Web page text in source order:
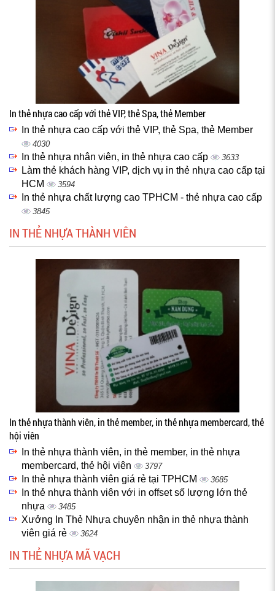
In thẻ nhựa cao cấp với thẻ VIP, thẻ Spa, thẻ Member
In thẻ nhựa cao cấp với thẻ VIP, thẻ Spa, thẻ Member
4030
In thẻ nhựa nhân viên, in thẻ nhựa cao cấp 3633
Làm thẻ khách hàng VIP, dịch vụ in thẻ nhựa cao cấp tại
HCM
3594
In thẻ nhựa chất lượng cao TPHCM - thẻ nhựa cao cấp
3845
IN THẺ NHỰA THÀNH VIÊN
In thẻ nhựa thành viên, in thẻ member, in thẻ nhựa membercard, thẻ
hội viên
In thẻ nhựa thành viên, in thẻ member, in thẻ nhựa
membercard, thẻ hội viên
3797
In thẻ nhựa thành viên giá rẻ tại TPHCM 3685
In thẻ nhựa thành viên với in offset số lượng lớn thẻ
nhựa
3485
Xưởng In Thẻ Nhựa chuyên nhận in thẻ nhựa thành
viên giá rẻ
3624
IN THẺ NHỰA MÃ VẠCH